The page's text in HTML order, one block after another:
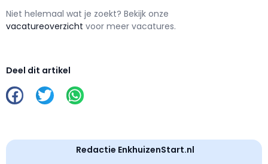
Niet helemaal wat je zoekt? Bekijk onze
vacatureoverzicht voor meer vacatures.
Deel dit artikel
Redactie EnkhuizenStart.nl